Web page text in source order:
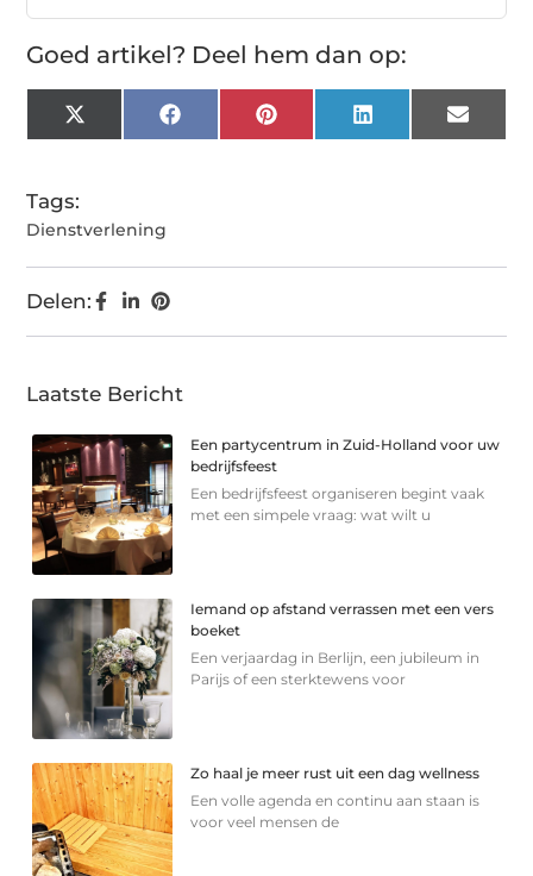
Goed artikel? Deel hem dan op:
X
(Twitter)
FacebookPinterest LinkedIn Email
Tags:
Dienstverlening
Delen:
Laatste Bericht
Een partycentrum in Zuid-Holland voor uw
bedrijfsfeest
Een bedrijfsfeest organiseren begint vaak
met een simpele vraag: wat wilt u
Iemand op afstand verrassen met een vers
boeket
Een verjaardag in Berlijn, een jubileum in
Parijs of een sterkte­wens voor
Zo haal je meer rust uit een dag wellness
Een volle agenda en continu aan staan is
voor veel mensen de